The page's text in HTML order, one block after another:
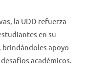
la UDD refuerza
en su
apoyo
académicos.